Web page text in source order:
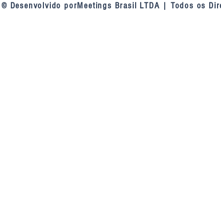
© Desenvolvido porMeetings Brasil LTDA | Todos os